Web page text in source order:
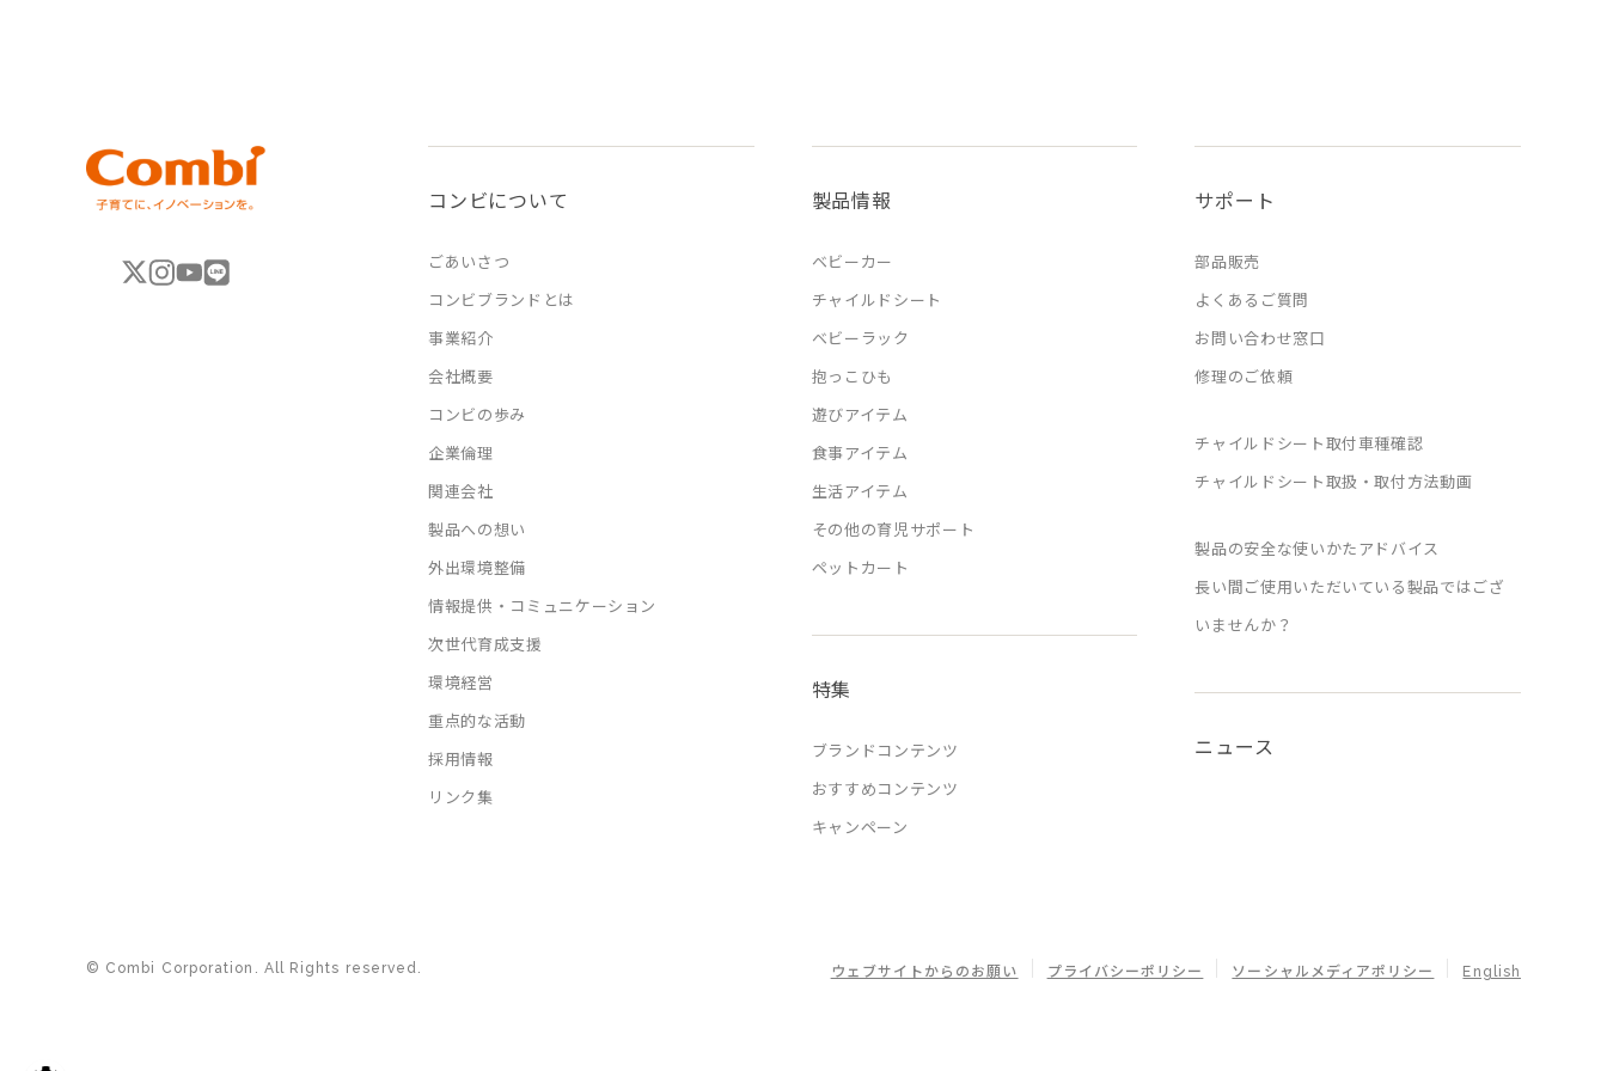
コンビについて
ごあいさつ
コンビブランドとは
事業紹介
会社概要
コンビの歩み
企業倫理
関連会社
製品への想い
外出環境整備
情報提供・コミュニケーション
次世代育成支援
環境経営
重点的な活動
採用情報
リンク集
製品情報
ベビーカー
チャイルドシート
ベビーラック
抱っこひも
遊びアイテム
食事アイテム
生活アイテム
その他の育児サポート
ペットカート
特集
ブランドコンテンツ
おすすめコンテンツ
キャンペーン
サポート
部品販売
よくあるご質問
お問い合わせ窓口
修理のご依頼
チャイルドシート取付車種確認
チャイルドシート取扱・取付方法動画
製品の安全な使いかたアドバイス
長い間ご使用いただいている製品ではござ
いませんか？
ニュース
© Combi Corporation. All Rights reserved. ウェブサイトからのお願い プライバシーポリシー ソーシャルメディアポリシー English